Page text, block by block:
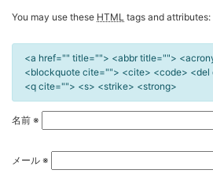
You may use these HTML tags and attributes:
<a href="" title=""> <abbr title="">
<blockquote cite=""> <cite> <code> <del
<q cite=""> <s> <strike> <strong>
名前 ※
メール ※